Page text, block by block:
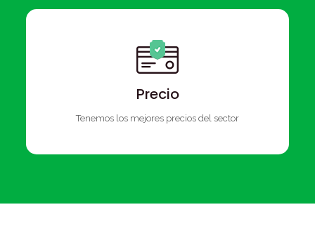
Precio
Tenemos los mejores precios del sector